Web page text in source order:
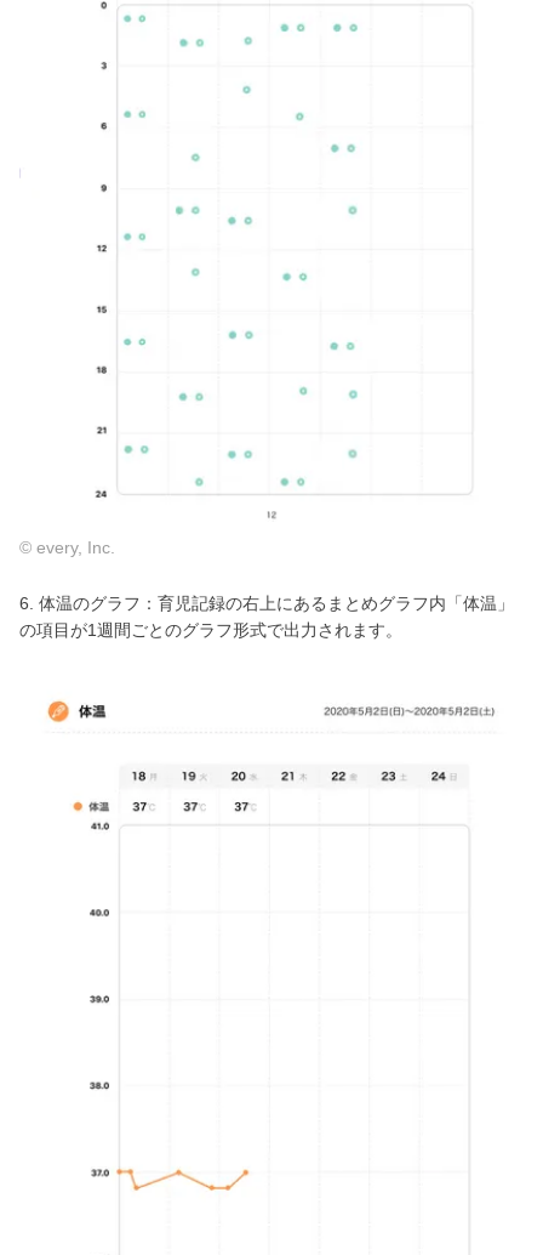
© every, Inc.
6. 体温のグラフ：育児記録の右上にあるまとめグラフ内「体温」
の項目が1週間ごとのグラフ形式で出力されます。